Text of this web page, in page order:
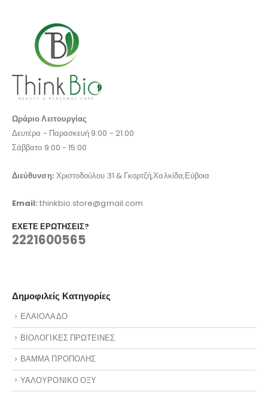
Ωράριο Λειτουργίας
Δευτέρα - Παρασκευή 9:00 - 21:00
Σάββατο 9:00 - 15:00
Διεύθυνση: Χριστοδούλου 31 & Γκορτζή,Χαλκίδα,Εύβοια
Email:thinkbio.store@gmail.com
ΈΧΕΤΕ ΕΡΩΤΉΣΕΙΣ?
2221600565
Δημοφιλείς Κατηγορίες
ΕΛΑΙΟΛΑΔΟ
ΒΙΟΛΟΓΙΚΕΣ ΠΡΩΤΕΙΝΕΣ
ΒΑΜΜΑ ΠΡΟΠΟΛΗΣ
ΥΑΛΟΥΡΟΝΙΚΟ ΟΞΥ